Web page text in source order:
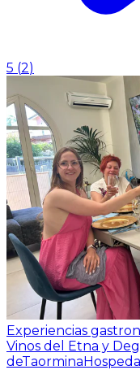
5 (2)
Experiencias
Vinos del Etna y
deTaormina